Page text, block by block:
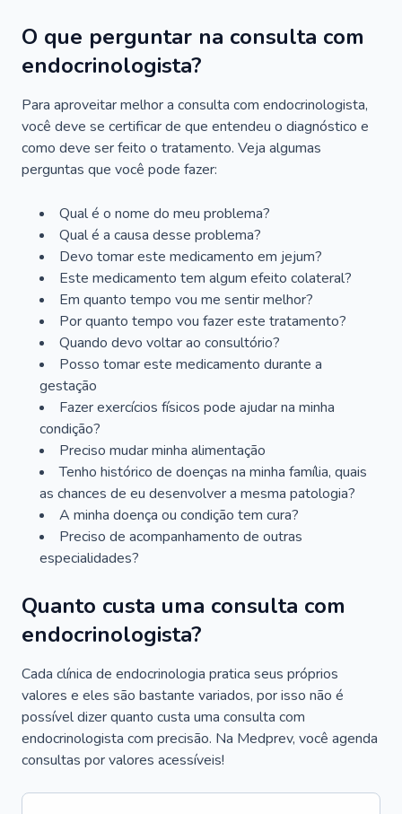
O que perguntar na consulta com
endocrinologista?
Para aproveitar melhor a consulta com endocrinologista,
você deve se certificar de que entendeu o diagnóstico e
como deve ser feito o tratamento. Veja algumas
perguntas que você pode fazer:
Qual é o nome do meu problema?
Qual é a causa desse problema?
Devo tomar este medicamento em jejum?
Este medicamento tem algum efeito colateral?
Em quanto tempo vou me sentir melhor?
Por quanto tempo vou fazer este tratamento?
Quando devo voltar ao consultório?
Posso tomar este medicamento durante a
gestação
Fazer exercícios físicos pode ajudar na minha
condição?
Preciso mudar minha alimentação
Tenho histórico de doenças na minha família, quais
as chances de eu desenvolver a mesma patologia?
A minha doença ou condição tem cura?
Preciso de acompanhamento de outras
especialidades?
Quanto custa uma consulta com
endocrinologista?
Cada clínica de endocrinologia pratica seus próprios
valores e eles são bastante variados, por isso não é
possível dizer quanto custa uma consulta com
endocrinologista com precisão. Na Medprev, você agenda
consultas por valores acessíveis!